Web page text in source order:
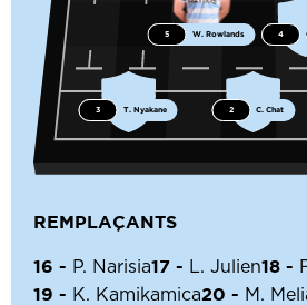
2 C. Chat
3 T. Nyakane
4
5 W. Rowlands
REMPLAÇANTS
16 - P. Narisia17 - L. Julien18 -
19 - K. Kamikamica20 - M.